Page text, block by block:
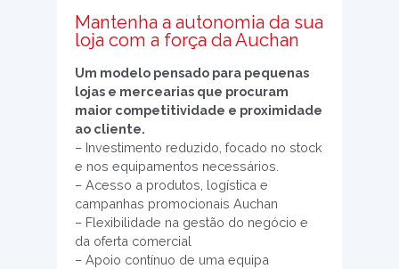
Mantenha a autonomia da sua
loja com a força da Auchan
Um modelo pensado para pequenas
lojas e mercearias que procuram
maior competitividade e proximidade
ao cliente.
– Investimento reduzido, focado no stock
e nos equipamentos necessários.
– Acesso a produtos, logística e
campanhas promocionais Auchan
– Flexibilidade na gestão do negócio e
da oferta comercial
– Apoio contínuo de uma equipa